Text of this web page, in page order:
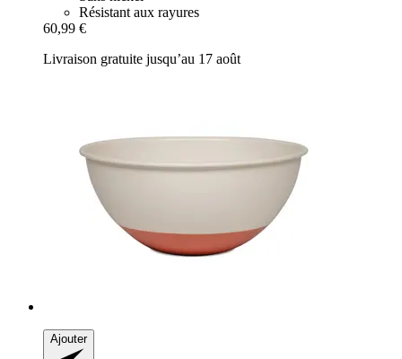
Résistant aux rayures
60,99 €
Livraison gratuite jusqu’au 17 août
Ajouter